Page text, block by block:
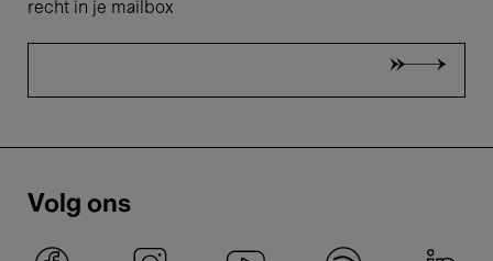
recht in je mailbox
Volg ons